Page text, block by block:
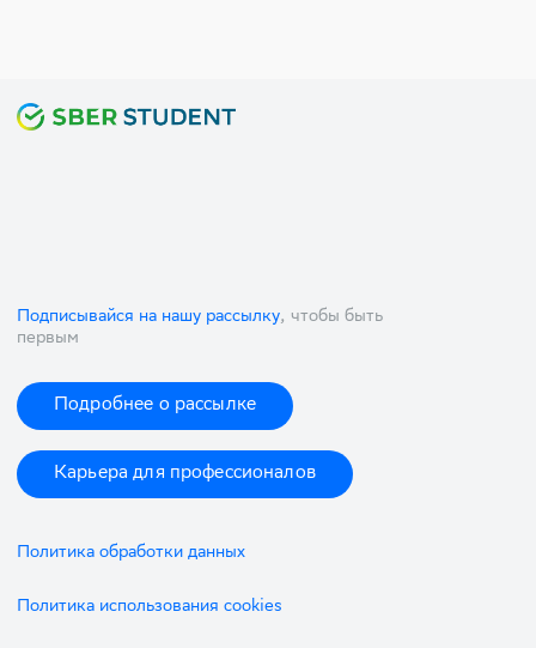
Подписывайся на нашу рассылку, чтобы быть
первым
Подробнее о рассылке
Карьера для профессионалов
Политика обработки данных
Политика использования cookies